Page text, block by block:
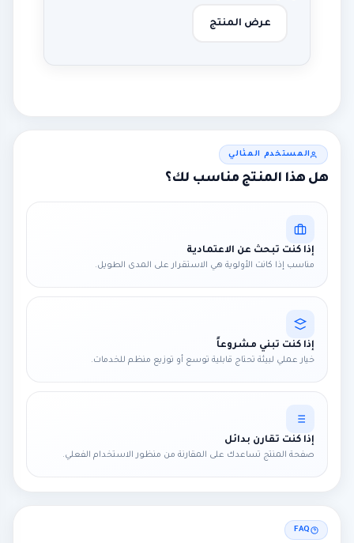
عرض المنتج
المستخدم المثالي
هل هذا المنتج مناسب لك؟
إذا كنت تبحث عن الاعتمادية
مناسب إذا كانت الأولوية هي الاستقرار على المدى الطويل.
إذا كنت تبني مشروعاً
خيار عملي لبيئة تحتاج قابلية توسع أو توزيع منظم للخدمات.
إذا كنت تقارن بدائل
صفحة المنتج تساعدك على المقارنة من منظور الاستخدام الفعلي.
FAQ